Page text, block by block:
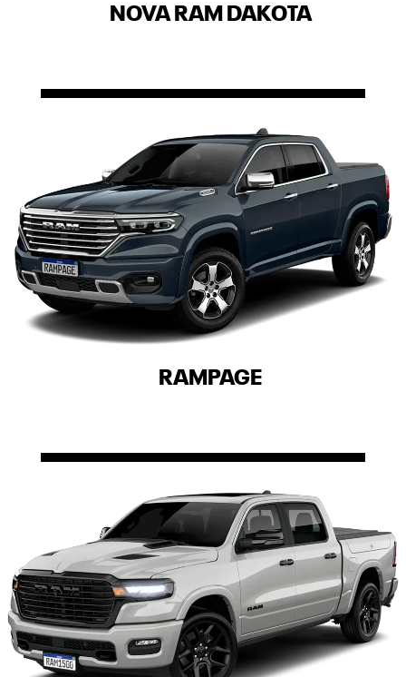
NOVA RAM DAKOTA
RAMPAGE